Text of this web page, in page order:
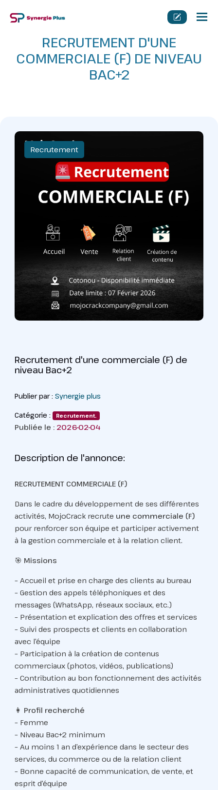
RECRUTEMENT D'UNE
COMMERCIALE (F) DE NIVEAU
BAC+2
Recrutement
Recrutement d'une commerciale (F) de
niveau Bac+2
Publier par : Synergie plus
Catégorie : Recrutement.
Publiée le : 2026-02-04
Description de l'annonce:
RECRUTEMENT COMMERCIALE (F)
Dans le cadre du développement de ses différentes
activités, MojoCrack recrute une commerciale (F)
pour renforcer son équipe et participer activement
à la gestion commerciale et à la relation client.
🎯 Missions
– Accueil et prise en charge des clients au bureau
– Gestion des appels téléphoniques et des
messages (WhatsApp, réseaux sociaux, etc.)
– Présentation et explication des offres et services
– Suivi des prospects et clients en collaboration
avec l’équipe
– Participation à la création de contenus
commerciaux (photos, vidéos, publications)
– Contribution au bon fonctionnement des activités
administratives quotidiennes
👩 Profil recherché
– Femme
– Niveau Bac+2 minimum
– Au moins 1 an d’expérience dans le secteur des
services, du commerce ou de la relation client
– Bonne capacité de communication, de vente, et
esprit d’équipe